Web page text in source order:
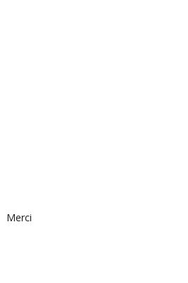
Merci